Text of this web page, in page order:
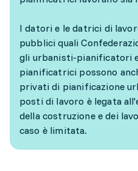
I datori e le datrici di
pubblici quali
gli urbanisti-pianificatori
pianificatrici possono
privati di pianificazione
posti di lavoro è legata
della costruzione e dei
caso è limitata.